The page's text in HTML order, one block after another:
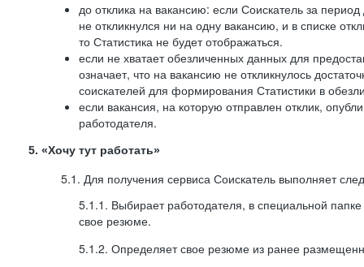
до отклика на вакансию: если Соискатель за период
не откликнулся ни на одну вакансию, и в списке
то Статистика не будет отображаться.
если не хватает обезличенных данных для
означает, что на вакансию не откликнулось
соискателей для формирования Статистики в
если вакансия, на которую отправлен отклик,
работодателя.
5. «Хочу тут работать»
5.1. Для получения сервиса Соискатель выполняет
5.1.1. Выбирает работодателя, в специальной папке
свое резюме.
5.1.2. Определяет свое резюме из ранее